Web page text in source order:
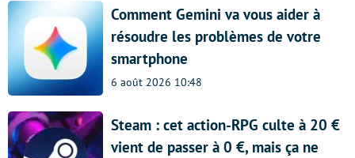
Comment Gemini va vous aider à
résoudre les problèmes de votre
smartphone
6 août 2026 10:48
Steam : cet action-RPG culte à 20 €
vient de passer à 0 €, mais ça ne